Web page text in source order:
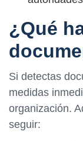
¿Qué
Si detectas
medidas
organización.
seguir: